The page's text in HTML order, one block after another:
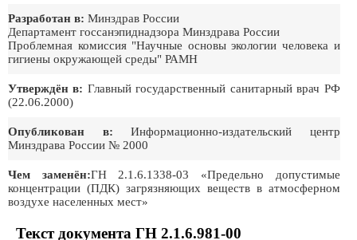
Разработан в: Минздрав России
Департамент госсанэпиднадзора Минздрава России
Проблемная комиссия "Научные основы экологии человека и
гигиены окружающей среды" РАМН
Утверждён в: Главный государственный санитарный врач РФ
(22.06.2000)
Опубликован в: Информационно-издательский центр
Минздрава России № 2000
Чем заменён:ГН 2.1.6.1338-03 «Предельно допустимые
концентрации (ПДК) загрязняющих веществ в атмосферном
воздухе населенных мест»
Текст документа ГН 2.1.6.981-00